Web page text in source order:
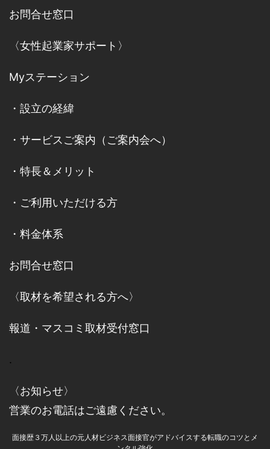
お問合せ窓口
〈女性起業家サポート〉
Myステーション
・ 設立の経緯
・ サービスご案内 （ ご案内会へ）
・ 特長＆メリット
・ ご利用いただける方
・ 料金体系
お問合せ窓口
〈取材を希望される方へ〉
報道・マスコミ取材受付窓口
.
〈お知らせ〉
営業のお電話はご遠慮ください。
面接歴３万人以上の元人材ビジネス面接官がアドバイスする転職のコツとメ